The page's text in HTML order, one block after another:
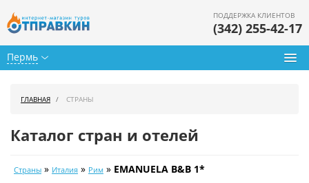
Пермь
ПОДДЕРЖКА КЛИЕНТОВ
(342) 255-42-17
Календарь туров
ГЛАВНАЯ СТРАНЫ
Каталог стран и отелей
Страны » Италия » Рим » EMANUELA B&B 1*